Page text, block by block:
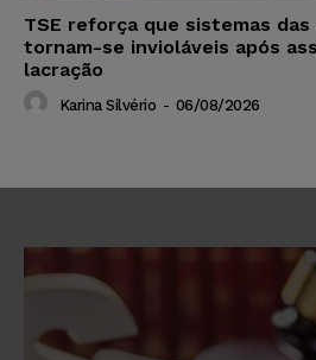
TSE reforça que sistemas
tornam-se invioláveis após
lacração
Karina Silvério - 06/08/2026